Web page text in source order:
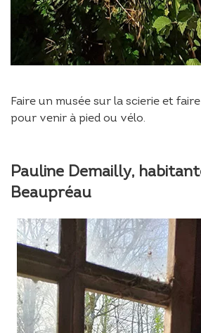
Faire un musée sur la scierie et
pour venir à pied ou vélo.
Pauline Demailly,
Beaupréau